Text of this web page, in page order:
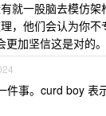
就一股脑去模仿
，他们会认为你
加坚信这是对的。
件事。curd boy 表